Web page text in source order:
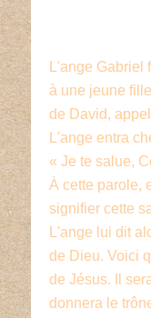
L'ange
à une jeune
de David,
L'ange entra
« Je te salue,
À cette parole,
signifier cette
L'ange lui dit
de Dieu. Voici
de Jésus. Il
donnera le